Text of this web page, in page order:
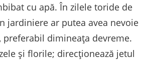
cu apă. În zilele toride de
jardiniere ar putea avea nevoie
preferabil dimineața devreme.
și florile; direcționează jetul